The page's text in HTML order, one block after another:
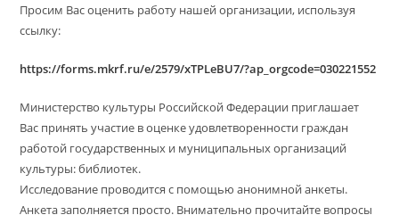
Просим Вас оценить работу нашей организации, используя
ссылку:
https://forms.mkrf.ru/e/2579/xTPLeBU7/?ap_orgcode=030221552
Министерство культуры Российской Федерации приглашает
Вас принять участие в оценке удовлетворенности граждан
работой государственных и муниципальных организаций
культуры: библиотек.
Исследование проводится с помощью анонимной анкеты.
Анкета заполняется просто. Внимательно прочитайте вопросы